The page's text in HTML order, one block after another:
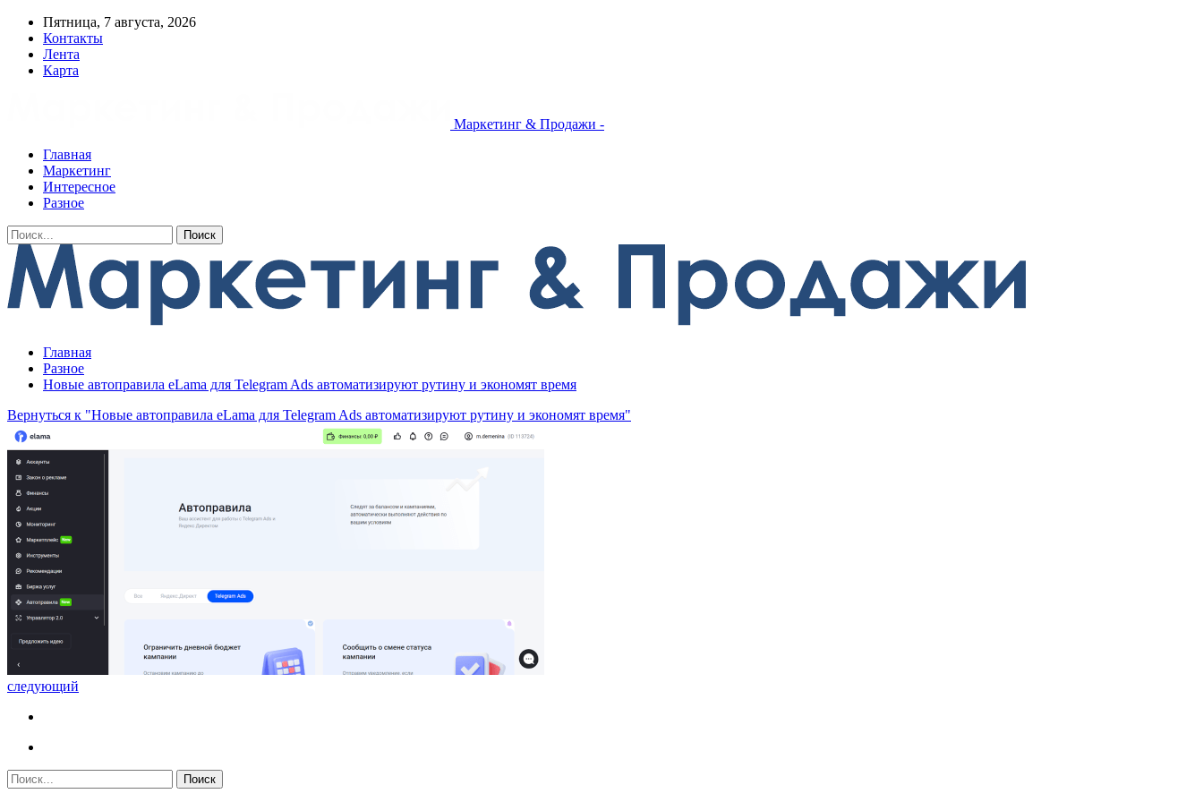
Пятница, 7 августа, 2026
Контакты
Лента
Карта
Маркетинг & Продажи -
Главная
Маркетинг
Интересное
Разное
Главная
Разное
Новые автоправила eLama для Telegram Ads автоматизируют рутину и экономят время
Вернуться к "Новые автоправила eLama для Telegram Ads автоматизируют рутину и экономят время"
следующий